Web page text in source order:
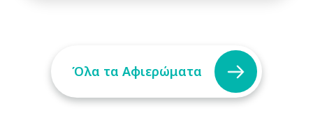
Όλα τα Αφιερώματα